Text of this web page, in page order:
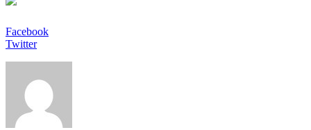
Facebook
Twitter